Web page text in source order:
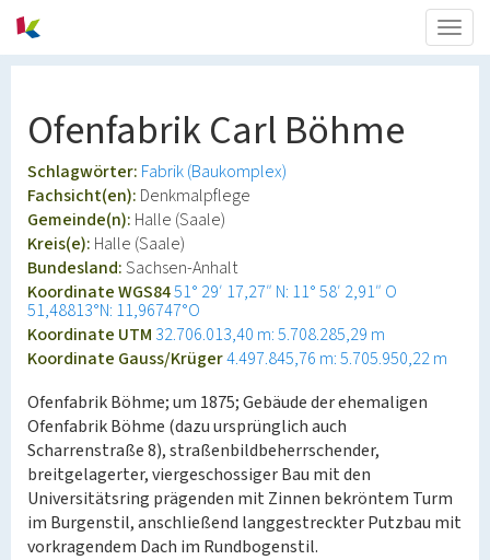
Ofenfabrik Carl Böhme
Schlagwörter: Fabrik (Baukomplex)
Fachsicht(en): Denkmalpflege
Gemeinde(n): Halle (Saale)
Kreis(e): Halle (Saale)
Bundesland:Sachsen-Anhalt
Koordinate WGS8451° 29′ 17,27″ N: 11° 58′ 2,91″ O
51,48813°N: 11,96747°O
Koordinate UTM 32.706.013,40 m: 5.708.285,29 m
Koordinate Gauss/Krüger4.497.845,76 m: 5.705.950,22 m
Ofenfabrik Böhme; um 1875; Gebäude der ehemaligen
Ofenfabrik Böhme (dazu ursprünglich auch
Scharrenstraße 8), straßenbildbeherrschender,
breitgelagerter, viergeschossiger Bau mit den
Universitätsring prägenden mit Zinnen bekröntem Turm
im Burgenstil, anschließend langgestreckter Putzbau mit
vorkragendem Dach im Rundbogenstil.